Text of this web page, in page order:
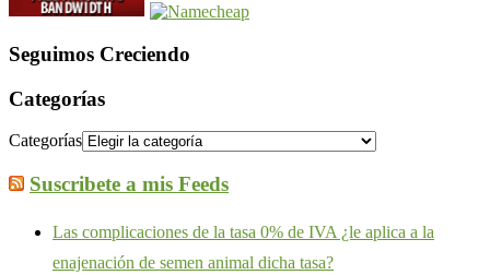
Seguimos Creciendo
Categorías
Categorías
Suscribete a mis Feeds
Las complicaciones de la tasa 0% de IVA ¿le aplica a la
enajenación de semen animal dicha tasa?